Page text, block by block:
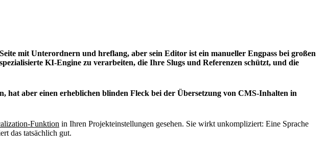
mit Unterordnern und hreflang, aber sein Editor ist ein manueller Engpass bei großen
KI-Engine zu verarbeiten, die Ihre Slugs und Referenzen schützt, und die
hat aber einen erheblichen blinden Fleck bei der Übersetzung von CMS-Inhalten in
Funktion in Ihren Projekteinstellungen gesehen. Sie wirkt unkompliziert: Eine Sprache
das tatsächlich gut.